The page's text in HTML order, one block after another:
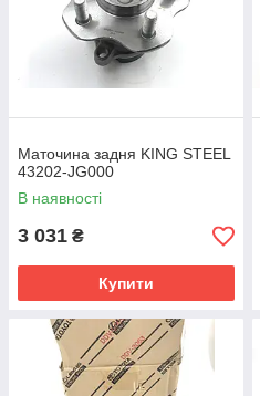
Маточина задня KING STEEL
43202-JG000
В наявності
3 031 ₴
Купити